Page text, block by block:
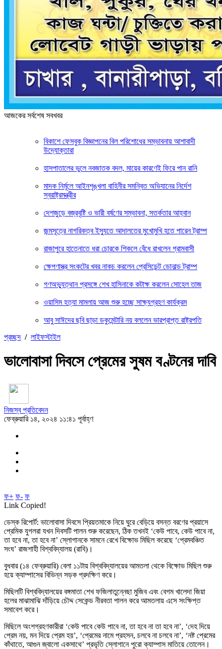
আজকের সর্বশেষ সবখবর
বিকাশে ফেসবুক বিজ্ঞাপনের বিল পরিশোধের সম্ভাবনায় আশাবাদী
উদ্যোক্তারা
হাসপাতালের ভুলে নবজাতক বদল, মায়ের কারণেই ফিরে পান রানি
মাদক নির্মূলে আইনশৃঙ্খলা বাহিনীর সমন্বিত অভিযানের নির্দেশ
স্বরাষ্ট্রমন্ত্রীর
দেশজুড়ে বজ্রবৃষ্টি ও ভারী বর্ষণের সম্ভাবনা, সতর্কতার আহ্বান
জন্মসূত্রে নাগরিকত্ব ইস্যুতে আদালতের মুখোমুখি হতে পারেন ট্রাম্প
রাজাপুরে হাতেনাতে ধরা চোরকে শিকলে বেঁধে রাখলেন গ্রামবাসী
ক্ষেপণাস্ত্র সংকটের খবর নাকচ করলেন প্রেসিডেন্ট ডোনাল্ড ট্রাম্প
গণঅভ্যুত্থান প্রসঙ্গে শেখ হাসিনাকে কটাক্ষ করলেন সোহেল তাজ
ওয়াসিম হত্যা মামলায় আজ শুরু হচ্ছে সাক্ষ্যগ্রহণ কার্যক্রম
আবু সাঈদের ছবি ছাড়া ডকুমেন্টারি নয় বললেন ভারপ্রাপ্ত রাষ্ট্রপতি
প্রচ্ছদ / লাইফস্টাইল
ভালোবাসা দিবসে প্রেমের সুষম বণ্টনের দাবি
নিজস্ব প্রতিবেদন
ফেব্রুয়ারি ১৪, ২০২৪ ১১:৪১ পূর্বাহ্ণ
ফ+ ফ- ফ
Link Copied!
ডেস্ক রিপোর্ট: ভালোবাসা দিবসে প্রিয়তমাকে নিয়ে ঘুরে বেড়িয়ে বসন্ত বরণের প্রয়াসে
প্রেমিক যুগলরা যখন দিবসটি পালন শুরু করেছেন, ঠিক তখনই ‘কেউ পাবে, কেউ পাবে না,
তা হবে না, তা হবে না’ স্লোগানকে সামনে রেখে বিক্ষোভ মিছিল করেছে ‘প্রেমবঞ্চিত
সংঘ’ রাজশাহী বিশ্ববিদ্যালয় (রাবি)।
বুধবার (১৪ ফেব্রুয়ারি) বেলা ১১টায় বিশ্ববিদ্যালয়ের আমতলা থেকে বিক্ষোভ মিছিল শুরু
হয়ে ক্যাম্পাসের বিভিন্ন সড়ক প্রদক্ষিণ করে।
মিছিলটি বিশ্ববিদ্যালয়ের বঙ্গমাতা শেখ ফজিলাতুন্নেছা মুজিব এবং বেগম খালেদা জিয়া
হলের মাঝামাঝি দাঁড়িয়ে চৌদ্দ সেকেন্ড নীরবতা পালন করে আমতলায় এসে সংক্ষিপ্ত
সমাবেশ করে।
মিছিলে অংশগ্রহণকারীরা ‘কেউ পাবে কেউ পাবে না, তা হবে না তা হবে না’, ‘দেহ দিয়ে
প্রেম নয়, মন দিয়ে প্রেম হয়’, ‘প্রেমের নামে প্রহসন, চলবে না চলবে না’, ‘নষ্ট প্রেমের
কাঁথাতে, আগুন জ্বালো একসাথে’ প্রভৃতি স্লোগানে পুরো ক্যাম্পাস মাতিয়ে তোলেন।